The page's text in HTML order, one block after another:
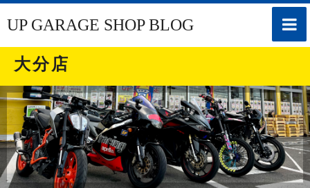
toggle
UP GARAGE SHOP BLOG
大分店